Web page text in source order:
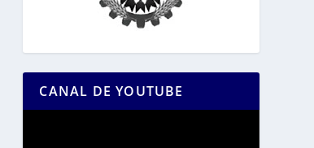
CANAL DE YOUTUBE